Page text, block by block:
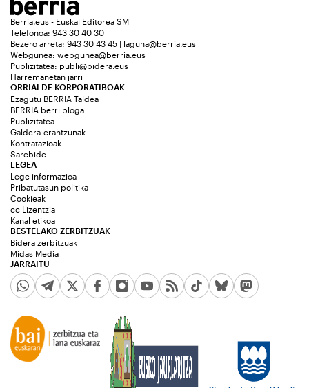
Berria.eus - Euskal Editorea SM
Telefonoa: 943 30 40 30
Bezero arreta: 943 30 43 45 | laguna@berria.eus
Webgunea: webgunea@berria.eus
Publizitatea: publi@bidera.eus
Harremanetan jarri
ORRIALDE KORPORATIBOAK
Ezagutu BERRIA Taldea
BERRIA berri bloga
Publizitatea
Galdera-erantzunak
Kontratazioak
Sarebide
JARRAITU
LEGEA
Lege informazioa
Pribatutasun politika
Cookieak
cc Lizentzia
Kanal etikoa
BESTELAKO ZERBITZUAK
Bidera zerbitzuak
Midas Media